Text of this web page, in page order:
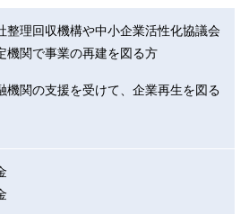
整理回収機構や中小企業活性化協議会
機関で事業の再建を図る方
機関の支援を受けて、企業再生を図る